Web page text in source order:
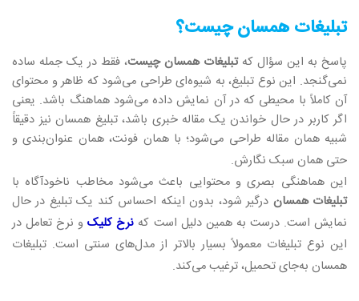
تبلیغات همسان چیست؟
پاسخ به این سؤال کهتبلیغات همسان چیست، فقط در یک جمله ساده
نمی‌گنجد. این نوع تبلیغ، به شیوه‌ای طراحی می‌شود که ظاهر و محتوای
آن کاملاً با محیطی که در آن نمایش داده می‌شود هماهنگ باشد. یعنی
اگر کاربر در حال خواندن یک مقاله خبری باشد، تبلیغ همسان نیز دقیقاً
شبیه همان مقاله طراحی می‌شود؛ با همان فونت، همان عنوان‌بندی و
حتی همان سبک نگارش.
این هماهنگی بصری و محتوایی باعث می‌شود مخاطب ناخودآگاه با
تبلیغات همسان درگیر شود، بدون اینکه احساس کند یک تبلیغ در حال
نمایش است. درست به همین دلیل است که نرخ کلیکو نرخ تعامل در
این نوع تبلیغات معمولاً بسیار بالاتر از مدل‌های سنتی است. تبلیغات
همسان به‌جای تحمیل، ترغیب می‌کند.